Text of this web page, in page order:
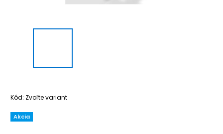
Kód: Zvoľte variant
Akcia